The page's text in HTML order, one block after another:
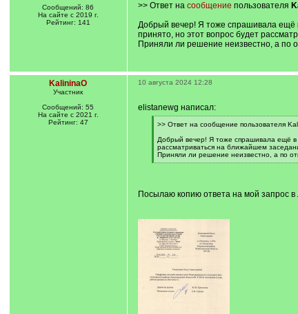
Сообщений: 86
На сайте с 2019 г.
Рейтинг: 141
>> Ответ на сообщение пользователя
Добрый вечер! Я тоже спрашивала ещё
принято, но этот вопрос будет
Приняли ли решение неизвестно, а по
KalininaO
Участник
Сообщений: 55
На сайте с 2021 г.
Рейтинг: 47
10 августа 2024 12:28
elistanewg написал:
[
]
>> Ответ на сообщение пользователя
Добрый вечер! Я тоже спрашивала ещё в
рассматриваться на ближайшем
Приняли ли решение неизвестно, а по
[
Посылаю копию ответа на мой запрос